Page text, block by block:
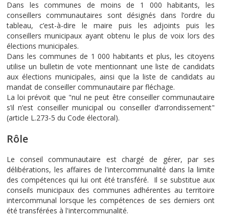
Dans les communes de moins de 1 000 habitants, les
conseillers communautaires sont désignés dans l’ordre du
tableau, c’est-à-dire le maire puis les adjoints puis les
conseillers municipaux ayant obtenu le plus de voix lors des
élections municipales.
Dans les communes de 1 000 habitants et plus, les citoyens
utilise un bulletin de vote mentionnant une liste de candidats
aux élections municipales, ainsi que la liste de candidats au
mandat de conseiller communautaire par fléchage.
La loi prévoit que "nul ne peut être conseiller communautaire
s’il n’est conseiller municipal ou conseiller d’arrondissement"
(article L.273-5 du Code électoral).
Rôle
Le conseil communautaire est chargé de gérer, par ses
délibérations, les affaires de l'intercommunalité dans la limite
des compétences qui lui ont été transféré. Il se substitue aux
conseils municipaux des communes adhérentes au territoire
intercommunal lorsque les compétences de ses derniers ont
été transférées à l'intercommunalité.